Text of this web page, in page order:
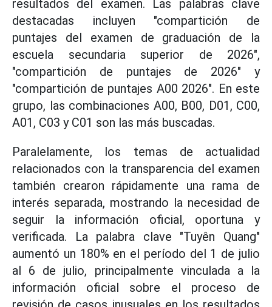
resultados del examen. Las palabras clave
destacadas incluyen "compartición de
puntajes del examen de graduación de la
escuela secundaria superior de 2026",
"compartición de puntajes de 2026" y
"compartición de puntajes A00 2026". En este
grupo, las combinaciones A00, B00, D01, C00,
A01, C03 y C01 son las más buscadas.
Paralelamente, los temas de actualidad
relacionados con la transparencia del examen
también crearon rápidamente una rama de
interés separada, mostrando la necesidad de
seguir la información oficial, oportuna y
verificada. La palabra clave "Tuyên Quang"
aumentó un 180% en el período del 1 de julio
al 6 de julio, principalmente vinculada a la
información oficial sobre el proceso de